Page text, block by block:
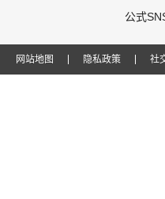
公式
网站地图 隐私政策 社